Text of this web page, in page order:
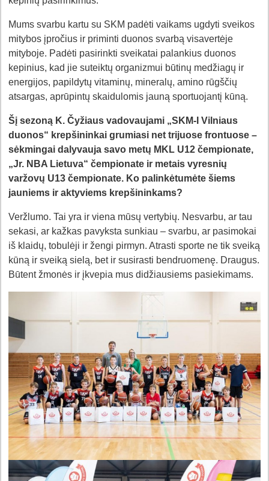
Mums svarbu kartu su SKM padėti vaikams ugdyti sveikos
mitybos įpročius ir priminti duonos svarbą visavertėje
mityboje. Padėti pasirinkti sveikatai palankius duonos
kepinius, kad jie suteiktų organizmui būtinų medžiagų ir
energijos, papildytų vitaminų, mineralų, amino rūgščių
atsargas, aprūpintų skaidulomis jauną sportuojantį kūną.
Šį sezoną K. Čyžiaus vadovaujami „SKM-I Vilniaus
duonos“ krepšininkai grumiasi net trijuose frontuose –
sėkmingai dalyvauja savo metų MKL U12 čempionate,
„Jr. NBA Lietuva“ čempionate ir metais vyresnių
varžovų U13 čempionate. Ko palinkėtumėte šiems
jauniems ir aktyviems krepšininkams?
Veržlumo. Tai yra ir viena mūsų vertybių. Nesvarbu, ar tau
sekasi, ar kažkas pavyksta sunkiau – svarbu, ar pasimokai
iš klaidų, tobulėji ir žengi pirmyn. Atrasti sporte ne tik sveiką
kūną ir sveiką sielą, bet ir susirasti bendruomenę. Draugus.
Būtent žmonės ir įkvepia mus didžiausiems pasiekimams.